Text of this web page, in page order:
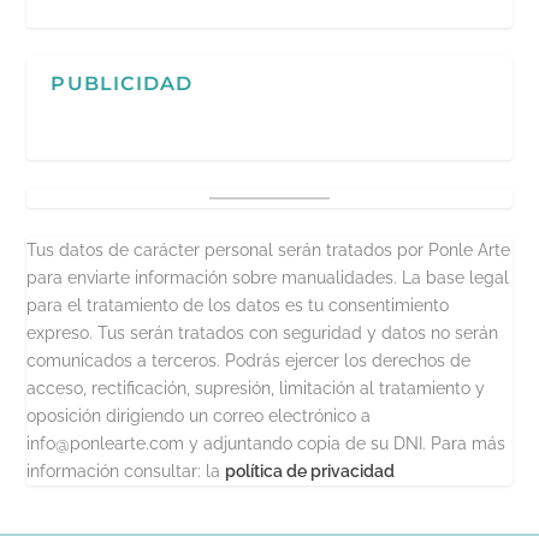
PUBLICIDAD
Tus datos de carácter personal serán tratados por Ponle Arte
para enviarte información sobre manualidades. La base legal
para el tratamiento de los datos es tu consentimiento
expreso. Tus serán tratados con seguridad y datos no serán
comunicados a terceros. Podrás ejercer los derechos de
acceso, rectificación, supresión, limitación al tratamiento y
oposición dirigiendo un correo electrónico a
info@ponlearte.com y adjuntando copia de su DNI. Para más
información consultar: la política de privacidad